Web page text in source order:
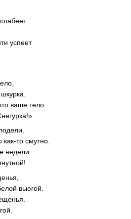
успеет
ваше тело
то смутно.
недели
вьюгой.